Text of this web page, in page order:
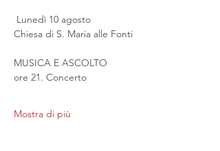
Lunedì 10 agosto
Chiesa di S. Maria alle Fonti
MUSICA E ASCOLTO
ore 21. Concerto
Mostra di più